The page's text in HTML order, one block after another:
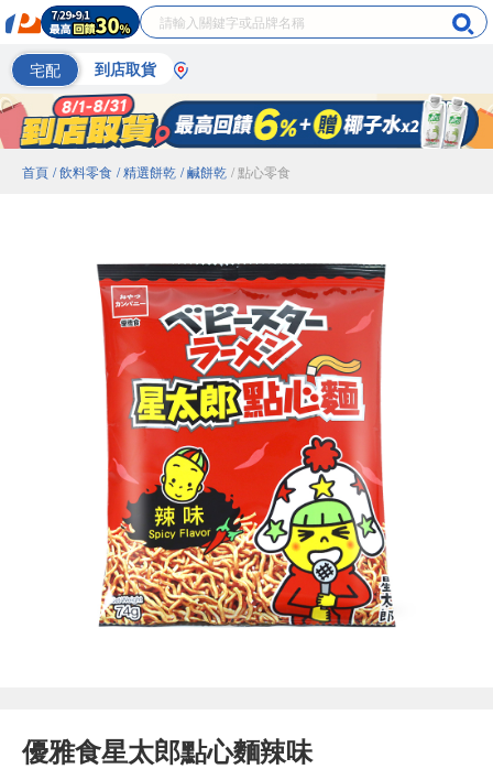
宅配 到店取貨
首頁 / 飲料零食 / 精選餅乾 / 鹹餅乾 / 點心零食
優雅食星太郎點心麵辣味